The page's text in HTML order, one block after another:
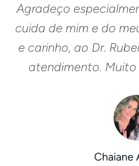
Agradeço
cuida de mim e do
e carinho, ao Dr.
atendimento.
Chaiane